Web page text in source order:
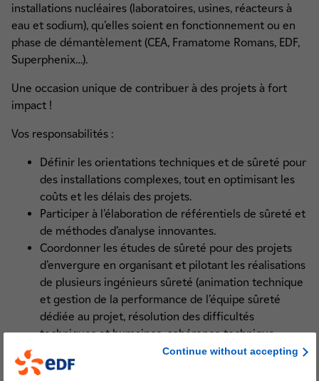
installations nucléaires (laboratoires, usines, réacteurs à
eau et sodium), qu’elles soient en fonctionnement ou en
phase de démantèlement (CEA, Framatome Romans, EDF,
Superphenix…).
Une occasion unique de contribuer à des projets à fort
impact !
Vos responsabilités :
Définir les orientations techniques et de sûreté pour
des installations complexes, tout en optimisant les
coûts et les délais des projets.
Participer à l’élaboration de référentiels de sûreté et
de méthodes d’analyse innovantes.
Coordonner les études de sûreté pour des projets
d’envergure en organisant et pilotant les réalisations
de plusieurs ingénieurs sûreté (animation technique
et gestion de la performance de l’équipe sûreté
dédiée au projet, résolution des difficultés
techniques et humaines, cohérence technique
d’ensemble, gestion des interfaces avec les
différentes parties prenantes, assurance de la
Continue without accepting